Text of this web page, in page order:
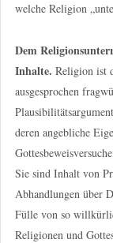
welche Religion
Dem
Inhalte. Religion ist
ausgesprochen
deren angebliche
Sie sind Inhalt von
Abhandlungen über
Fülle von so
Religionen und